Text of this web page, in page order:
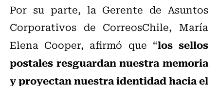
Por su parte, la Gerente de Asuntos
Corporativos de CorreosChile, María
Elena Cooper, afirmó que “los sellos
postales resguardan nuestra memoria
y proyectan nuestra identidad hacia el